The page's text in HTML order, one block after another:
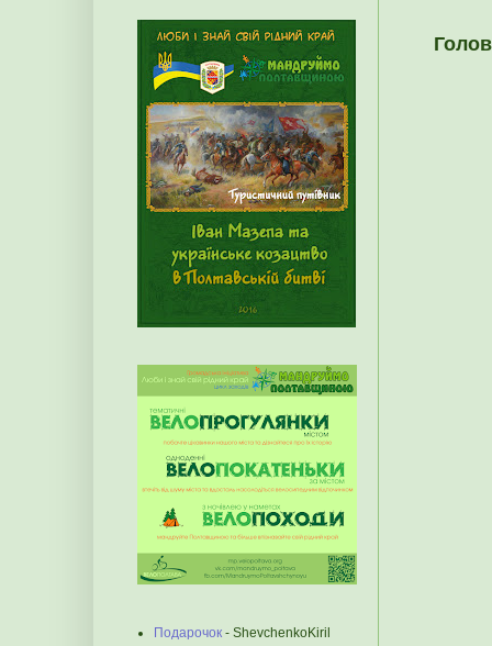
Подарочок - ShevchenkoKiril